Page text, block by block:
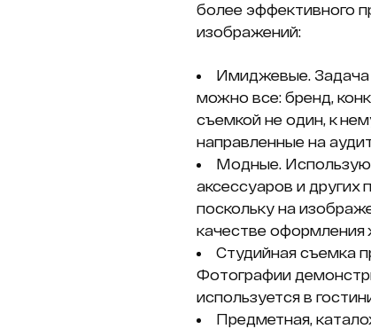
более эффективного
изображений:
Имиджевые. Задача
можно все: бренд,
съемкой не один, к
направленные на
Модные.
аксессуаров и
поскольку на
качестве оформления
Студийная съемка
Фотографии
используется в
Предметная,